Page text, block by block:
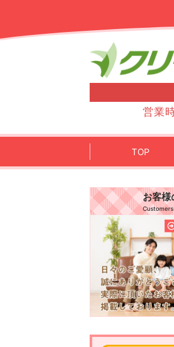
営業
TOP
お客様